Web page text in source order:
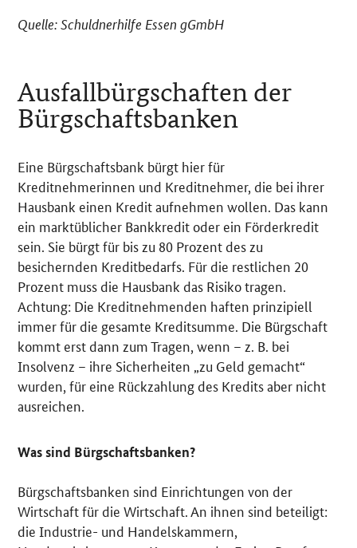
Quelle: Schuldnerhilfe Essen gGmbH
Ausfallbürgschaften der
Bürgschaftsbanken
Eine Bürgschaftsbank bürgt hier für
Kreditnehmerinnen und Kreditnehmer, die bei ihrer
Hausbank einen Kredit aufnehmen wollen. Das kann
ein marktüblicher Bankkredit oder ein Förderkredit
sein. Sie bürgt für bis zu 80 Prozent des zu
besichernden Kreditbedarfs. Für die restlichen 20
Prozent muss die Hausbank das Risiko tragen.
Achtung: Die Kreditnehmenden haften prinzipiell
immer für die gesamte Kreditsumme. Die Bürgschaft
kommt erst dann zum Tragen, wenn – z. B. bei
Insolvenz – ihre Sicherheiten „zu Geld gemacht“
wurden, für eine Rückzahlung des Kredits aber nicht
ausreichen.
Was sind Bürgschaftsbanken?
Bürgschaftsbanken sind Einrichtungen von der
Wirtschaft für die Wirtschaft. An ihnen sind beteiligt:
die Industrie- und Handelskammern,